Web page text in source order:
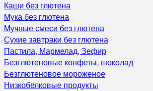
Каши без глютена
Мука без глютена
Мучные смеси без глютена
Сухие завтраки без глютена
Пастила, Мармелад, Зефир
Безглютеновые конфеты, шоколад
Безглютеновое мороженое
Низкобелковые продукты